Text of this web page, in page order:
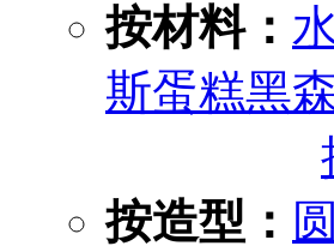
按材料：
斯蛋糕黑
按造型：